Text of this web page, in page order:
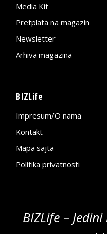
Media Kit
Pretplata na magazin
Newsletter
Arhiva magazina
BIZLife
Impresum/O nama
Kontakt
Mapa sajta
Politika privatnosti
BIZLife –